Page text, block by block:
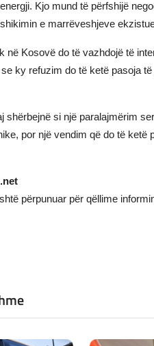
Kjo mund të përfshijë
e marrëveshjeve
në Kosovë do të vazhdojë të
ky refuzim do të ketë pasoja
shërbejnë si një paralajmërim
por një vendim që do të ketë
përpunuar për qëllime